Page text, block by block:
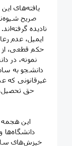
یافته‌های
صریح
نادیده
ایمیل، عدم
حکم قطعی، از
دانشجو به
غیرقانونی که
حق
این هجمه